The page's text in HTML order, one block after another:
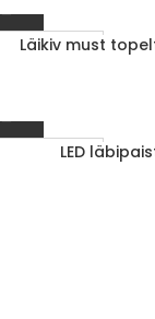
1-3 D.D.
Läikiv must
1-3 D.D.
LED